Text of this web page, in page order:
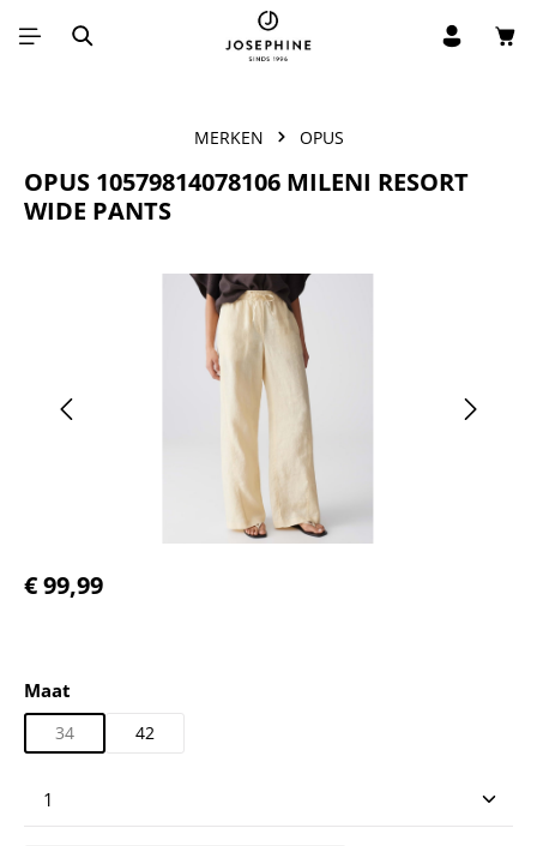
Ga naar de hoofdinhoud
MERKEN OPUS
OPUS 10579814078106 MILENI RESORT
WIDE PANTS
Afbeeldingengalerij overslaan
Normale prijs:
€ 99,99
Selecteer
Maat
34 42
Producthoeveelheid: Voer de gewenste